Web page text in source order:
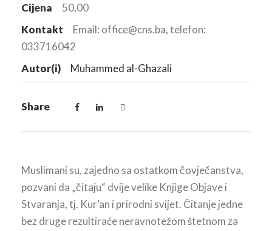
Cijena
50,00
Kontakt
Email: office@cns.ba, telefon:
033716042
Autor(i)
Muhammed al-Ghazali
Share
Muslimani su, zajedno sa ostatkom čovječanstva,
pozvani da „čitaju“ dvije velike Knjige Objave i
Stvaranja, tj. Kur’an i prirodni svijet. Čitanje jedne
bez druge rezultiraće neravnotežom štetnom za